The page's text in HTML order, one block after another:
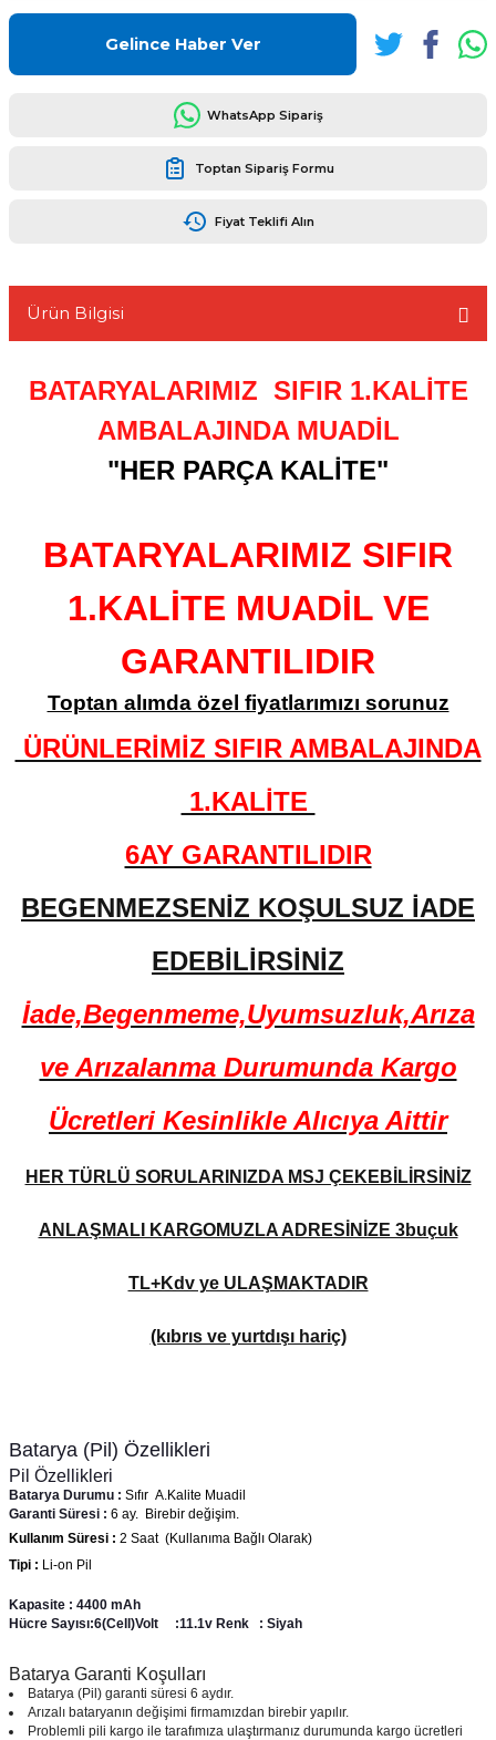
Gelince Haber Ver
WhatsApp Sipariş
Toptan Sipariş Formu
Fiyat Teklifi Alın
Ürün Bilgisi
BATARYALARIMIZ SIFIR 1.KALİTE
AMBALAJINDA MUADİL
"HER PARÇA KALİTE"
BATARYALARIMIZ SIFIR
1.KALİTE MUADİL VE
GARANTILIDIR
Toptan alımda özel fiyatlarımızı sorunuz
ÜRÜNLERİMİZ SIFIR AMBALAJINDA
1.KALİTE
6AY GARANTILIDIR
BEGENMEZSENİZ KOŞULSUZ İADE
EDEBİLİRSİNİZ
İade,Begenmeme,Uyumsuzluk,Arıza
ve Arızalanma Durumunda Kargo
Ücretleri Kesinlikle Alıcıya Aittir
HER TÜRLÜ SORULARINIZDA MSJ ÇEKEBİLİRSİNİZ
ANLAŞMALI KARGOMUZLA ADRESİNİZE 3buçuk
TL+Kdv ye ULAŞMAKTADIR
(kıbrıs ve yurtdışı hariç)
Batarya (Pil) Özellikleri
Pil Özellikleri
Batarya Durumu : Sıfır A.Kalite Muadil
Garanti Süresi : 6 ay. Birebir değişim.
Kullanım Süresi : 2 Saat (Kullanıma Bağlı Olarak)
Tipi : Li-on Pil
Kapasite : 4400 mAh
Hücre Sayısı:6(Cell)Volt :11.1v Renk : Siyah
Batarya Garanti Koşulları
Batarya (Pil) garanti süresi 6 aydır.
Arızalı bataryanın değişimi firmamızdan birebir yapılır.
Problemli pili kargo ile tarafımıza ulaştırmanız durumunda kargo ücretleri